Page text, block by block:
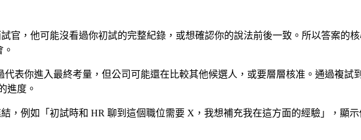
官，他可能沒看過你初試的完整紀錄，或想確認你的說法前後一致。所以答案的
代表你進入最終考量，但公司可能還在比較其他候選人，或要層層核准。通過複試
進度。
，例如「初試時和 HR 聊到這個職位需要 X，我想補充我在這方面的經驗」，顯